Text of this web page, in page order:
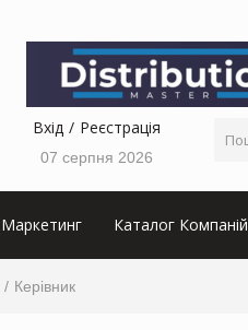
Вхід Реєстрація
07 серпня 2026
Маркетинг Каталог Компаній
Керівник